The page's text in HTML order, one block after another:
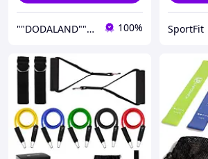
""DODALAND"" - Интернет-магазин / Мебель, фитнес товары, контакты, цены 100% SportFit